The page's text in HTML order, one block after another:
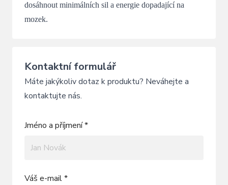
dosáhnout minimálních sil a energie dopadající na
mozek.
Kontaktní formulář
Máte jakýkoliv dotaz k produktu? Neváhejte a
kontaktujte nás.
Jméno a příjmení *
Váš e-mail *